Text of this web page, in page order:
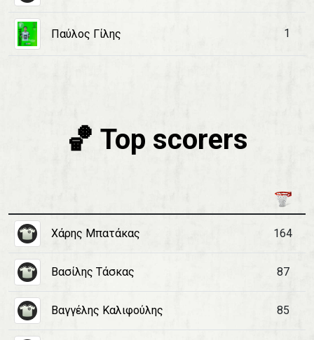
Παύλος Γίλης 1
🏀 Top scorers
Χάρης Μπατάκας 164
Βασίλης Τάσκας 87
Βαγγέλης Καλιφούλης 85